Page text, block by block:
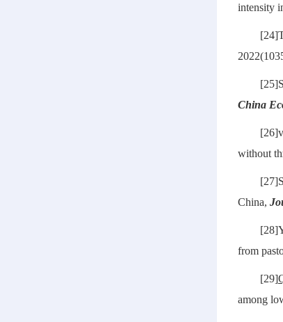
intensity
China
without
China,
from
[29]
among